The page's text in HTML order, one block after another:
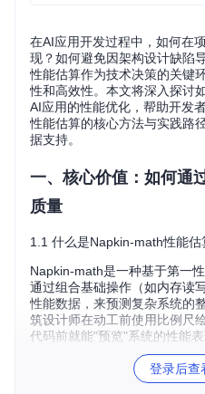
在AI应用开发过程中，如何在
现？如何避免因架构设计缺陷
性能估算作为技术决策的关键
性和高效性。本文将深入探讨
AI应用的性能优化，帮助开发
性能估算的核心方法与实践路
据支持。
一、核心价值：如何通
质量
1.1 什么是Napkin-math性能估
Napkin-math是一种基于第一
通过组合基础操作（如内存读
性能数据，来预测复杂系统的
筑设计师在动工前使用比例尺
代码前就能"预览"系统的性能表
：第一性原理思维强调
不依赖经验或类比。在性能估
登录后查